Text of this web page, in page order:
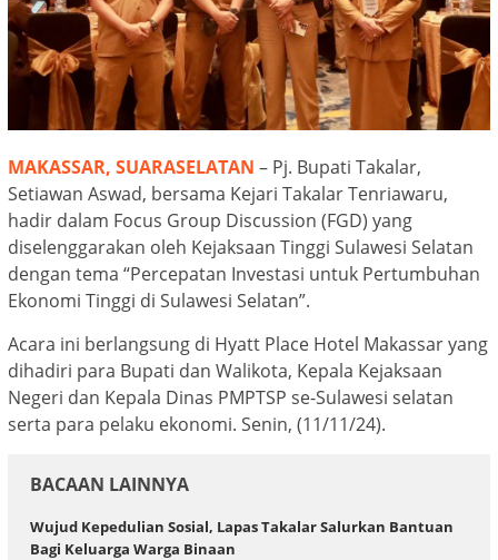
MAKASSAR, SUARASELATAN – Pj. Bupati Takalar,
Setiawan Aswad, bersama Kejari Takalar Tenriawaru,
hadir dalam Focus Group Discussion (FGD) yang
diselenggarakan oleh Kejaksaan Tinggi Sulawesi Selatan
dengan tema “Percepatan Investasi untuk Pertumbuhan
Ekonomi Tinggi di Sulawesi Selatan”.
Acara ini berlangsung di Hyatt Place Hotel Makassar yang
dihadiri para Bupati dan Walikota, Kepala Kejaksaan
Negeri dan Kepala Dinas PMPTSP se-Sulawesi selatan
serta para pelaku ekonomi. Senin, (11/11/24).
BACAAN LAINNYA
Wujud Kepedulian Sosial, Lapas Takalar Salurkan Bantuan
Bagi Keluarga Warga Binaan